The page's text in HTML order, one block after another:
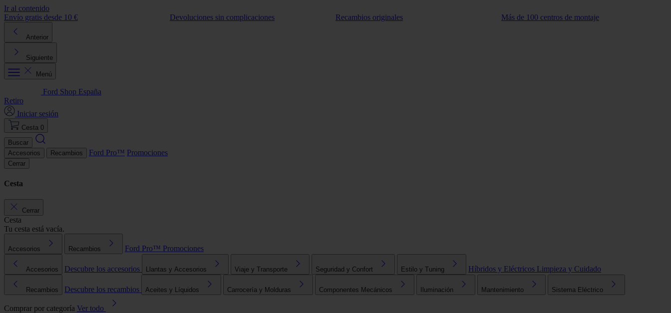
Ir al contenido
Envío gratis desde 10 €
Devoluciones sin complicaciones Recambios originales Más de 100 centros de montaje
Anterior
Siguiente
Menú
Ford Shop España
Retiro
Iniciar sesión
Cesta 0
Buscar
Accesorios
Recambios Ford Pro™ Promociones
Cerrar
Cesta
Cerrar
Cesta
Tu cesta está vacía.
Accesorios Recambios Ford Pro™ Promociones
Accesorios Descubre los accesorios Llantas y Accesorios Viaje y Transporte Seguridad y Confort Estilo y Tuning Híbridos y Eléctricos Limpieza y Cuidado
Recambios Descubre los recambios Aceites y Líquidos Carrocería y Molduras Componentes Mecánicos Iluminación Mantenimiento Sistema Eléctrico
Comprar por categoría Ver todo